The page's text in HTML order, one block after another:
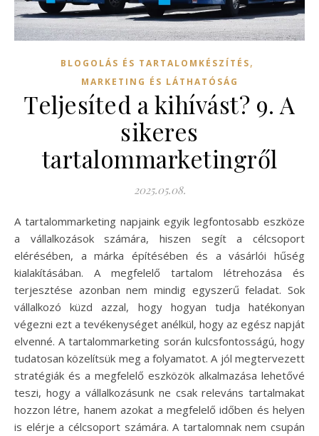
BLOGOLÁS ÉS TARTALOMKÉSZÍTÉS,
MARKETING ÉS LÁTHATÓSÁG
Teljesíted a kihívást? 9. A
sikeres
tartalommarketingről
2025.05.08.
A tartalommarketing napjaink egyik legfontosabb eszköze
a vállalkozások számára, hiszen segít a célcsoport
elérésében, a márka építésében és a vásárlói hűség
kialakításában. A megfelelő tartalom létrehozása és
terjesztése azonban nem mindig egyszerű feladat. Sok
vállalkozó küzd azzal, hogy hogyan tudja hatékonyan
végezni ezt a tevékenységet anélkül, hogy az egész napját
elvenné. A tartalommarketing során kulcsfontosságú, hogy
tudatosan közelítsük meg a folyamatot. A jól megtervezett
stratégiák és a megfelelő eszközök alkalmazása lehetővé
teszi, hogy a vállalkozásunk ne csak releváns tartalmakat
hozzon létre, hanem azokat a megfelelő időben és helyen
is elérje a célcsoport számára. A tartalomnak nem csupán